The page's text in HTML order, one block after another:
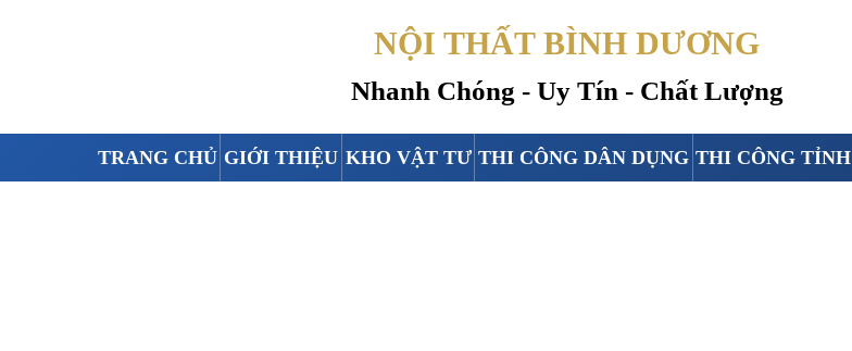
NỘI THẤT BÌNH DƯƠNG
Nhanh Chóng - Uy Tín - Chất Lượng
TRANG CHỦ GIỚI THIỆU KHO VẬT TƯ THI CÔNG DÂN DỤNG THI CÔNG TỈNH